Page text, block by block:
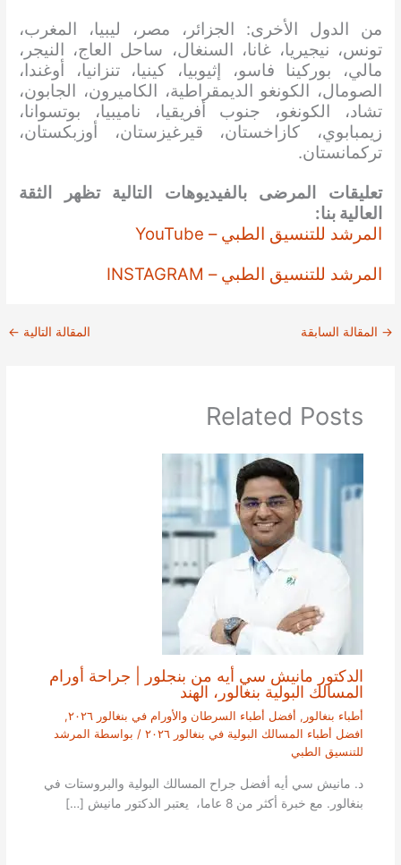
من الدول الأخرى: الجزائر، مصر، ليبيا، المغرب،
تونس، نيجيريا، غانا، السنغال، ساحل العاج، النيجر،
مالي، بوركينا فاسو، إثيوبيا، كينيا، تنزانيا، أوغندا،
الصومال، الكونغو الديمقراطية، الكاميرون، الجابون،
تشاد، الكونغو، جنوب أفريقيا، ناميبيا، بوتسوانا،
زيمبابوي، كازاخستان، قيرغيزستان، أوزبكستان،
تركمانستان.
تعليقات المرضى بالفيديوهات التالية تظهر الثقة
العالية بنا:
المرشد للتنسيق الطبي – YouTube
المرشد للتنسيق الطبي – INSTAGRAM
→ المقالة السابقة المقالة التالية ←
Related Posts
الدكتور مانيش سي أيه من بنجلور | جراحة أورام
المسالك البولية بنغالور، الهند
أطباء بنغالور , أفضل أطباء السرطان والأورام في بنغالور ٢٠٢٦
,
افضل أطباء المسالك البولية في بنغالور ٢٠٢٦
/ بواسطة المرشد
للتنسيق الطبي
د. مانيش سي أيه أفضل جراح المسالك البولية والبروستات في
بنغالور. مع خبرة أكثر من 8 عاما، يعتبر الدكتور مانيش […]